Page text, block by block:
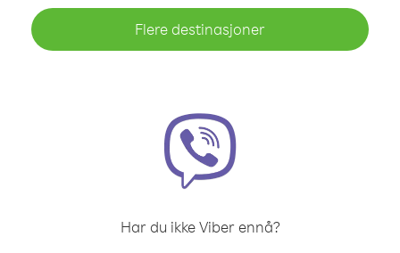
Flere destinasjoner
Har du ikke Viber ennå?